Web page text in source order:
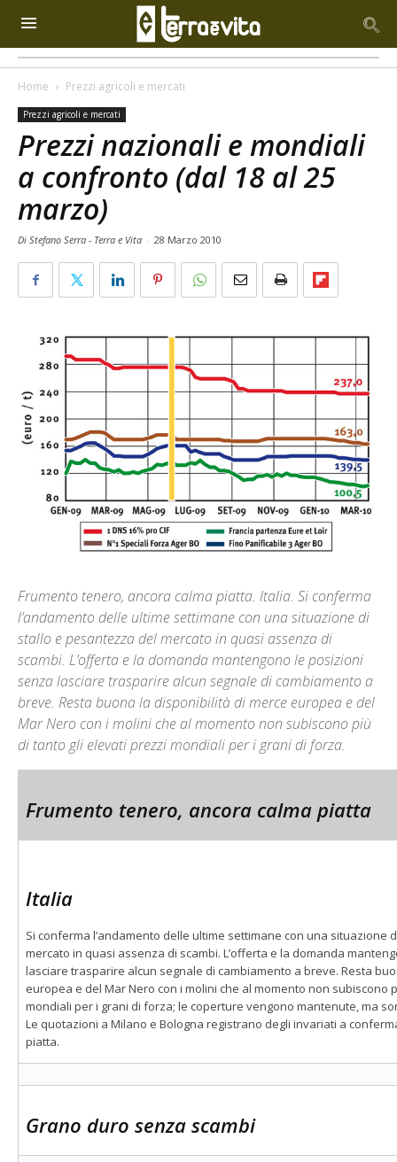
Home Prezzi agricoli e mercati
Prezzi agricoli e mercati
Prezzi nazionali e mondiali
a confronto (dal 18 al 25
marzo)
Di Stefano Serra - Terra e Vita - 28 Marzo 2010
Frumento tenero, ancora calma piatta. Italia. Si conferma
l’andamento delle ultime settimane con una situazione di
stallo e pesantezza del mercato in quasi assenza di
scambi. L’offerta e la domanda mantengono le posizioni
senza lasciare trasparire alcun segnale di cambiamento a
breve. Resta buona la disponibilità di merce europea e del
Mar Nero con i molini che al momento non subiscono più
di tanto gli elevati prezzi mondiali per i grani di forza.
Frumento tenero, ancora calma piatta
Italia
Si conferma l’andamento delle ultime settimane con una situazione
mercato in quasi assenza di scambi. L’offerta e la domanda
lasciare trasparire alcun segnale di cambiamento a breve. Resta
europea e del Mar Nero con i molini che al momento non subiscono
mondiali per i grani di forza; le coperture vengono mantenute, ma
Le quotazioni a Milano e Bologna registrano degli invariati a
piatta.
Grano duro senza scambi